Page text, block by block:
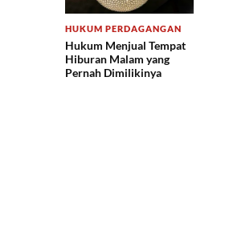
HUKUM PERDAGANGAN
Hukum Menjual Tempat
Hiburan Malam yang
Pernah Dimilikinya